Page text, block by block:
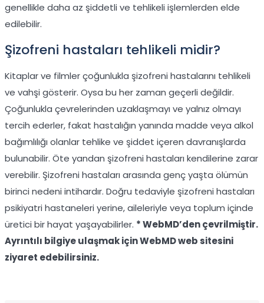
genellikle daha az şiddetli ve tehlikeli işlemlerden elde
edilebilir.
Şizofreni hastaları tehlikeli midir?
Kitaplar ve filmler çoğunlukla şizofreni hastalarını tehlikeli
ve vahşi gösterir. Oysa bu her zaman geçerli değildir.
Çoğunlukla çevrelerinden uzaklaşmayı ve yalnız olmayı
tercih ederler, fakat hastalığın yanında madde veya alkol
bağımlılığı olanlar tehlike ve şiddet içeren davranışlarda
bulunabilir. Öte yandan şizofreni hastaları kendilerine zarar
verebilir. Şizofreni hastaları arasında genç yaşta ölümün
birinci nedeni intihardır. Doğru tedaviyle şizofreni hastaları
psikiyatri hastaneleri yerine, aileleriyle veya toplum içinde
üretici bir hayat yaşayabilirler. * WebMD’den çevrilmiştir.
Ayrıntılı bilgiye ulaşmak için WebMD web sitesini
ziyaret edebilirsiniz.